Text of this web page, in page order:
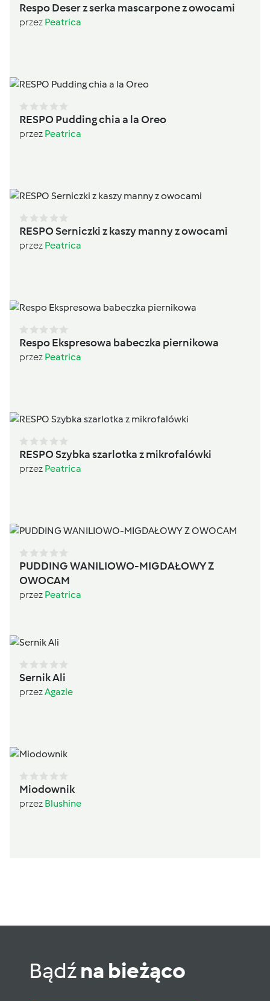
Respo Deser z serka mascarpone z owocami
przez Peatrica
RESPO Pudding chia a la Oreo
przez Peatrica
RESPO Serniczki z kaszy manny z owocami
przez Peatrica
Respo Ekspresowa babeczka piernikowa
przez Peatrica
RESPO Szybka szarlotka z mikrofalówki
przez Peatrica
PUDDING WANILIOWO-MIGDAŁOWY Z
OWOCAM
przez Peatrica
Sernik Ali
przezAgazie
Miodownik
przez Blushine
Bądźna bieżąco